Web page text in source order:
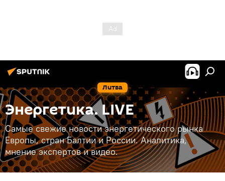
Литва
Энергетика. LIVE
Самые свежие новости энергетического рынка
Европы, стран Балтии и России. Аналитика,
мнение экспертов и видео.